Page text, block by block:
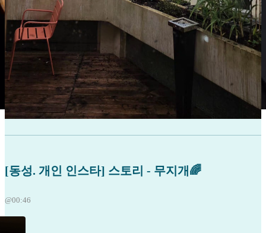
[동성. 개인 인스타] 스토리 - 무지개🌈
@00:46